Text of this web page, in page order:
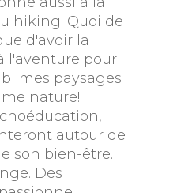
hiking! Quoi de
d'avoir la
l'aventure pour
paysages
nature!
autour de
son bien-être.
Des